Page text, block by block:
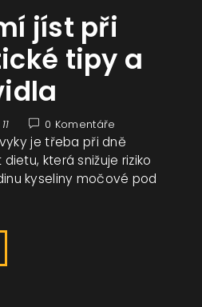
jíst při
tipy a
0 Komentáře
je třeba při dně
která snižuje riziko
kyseliny močové pod